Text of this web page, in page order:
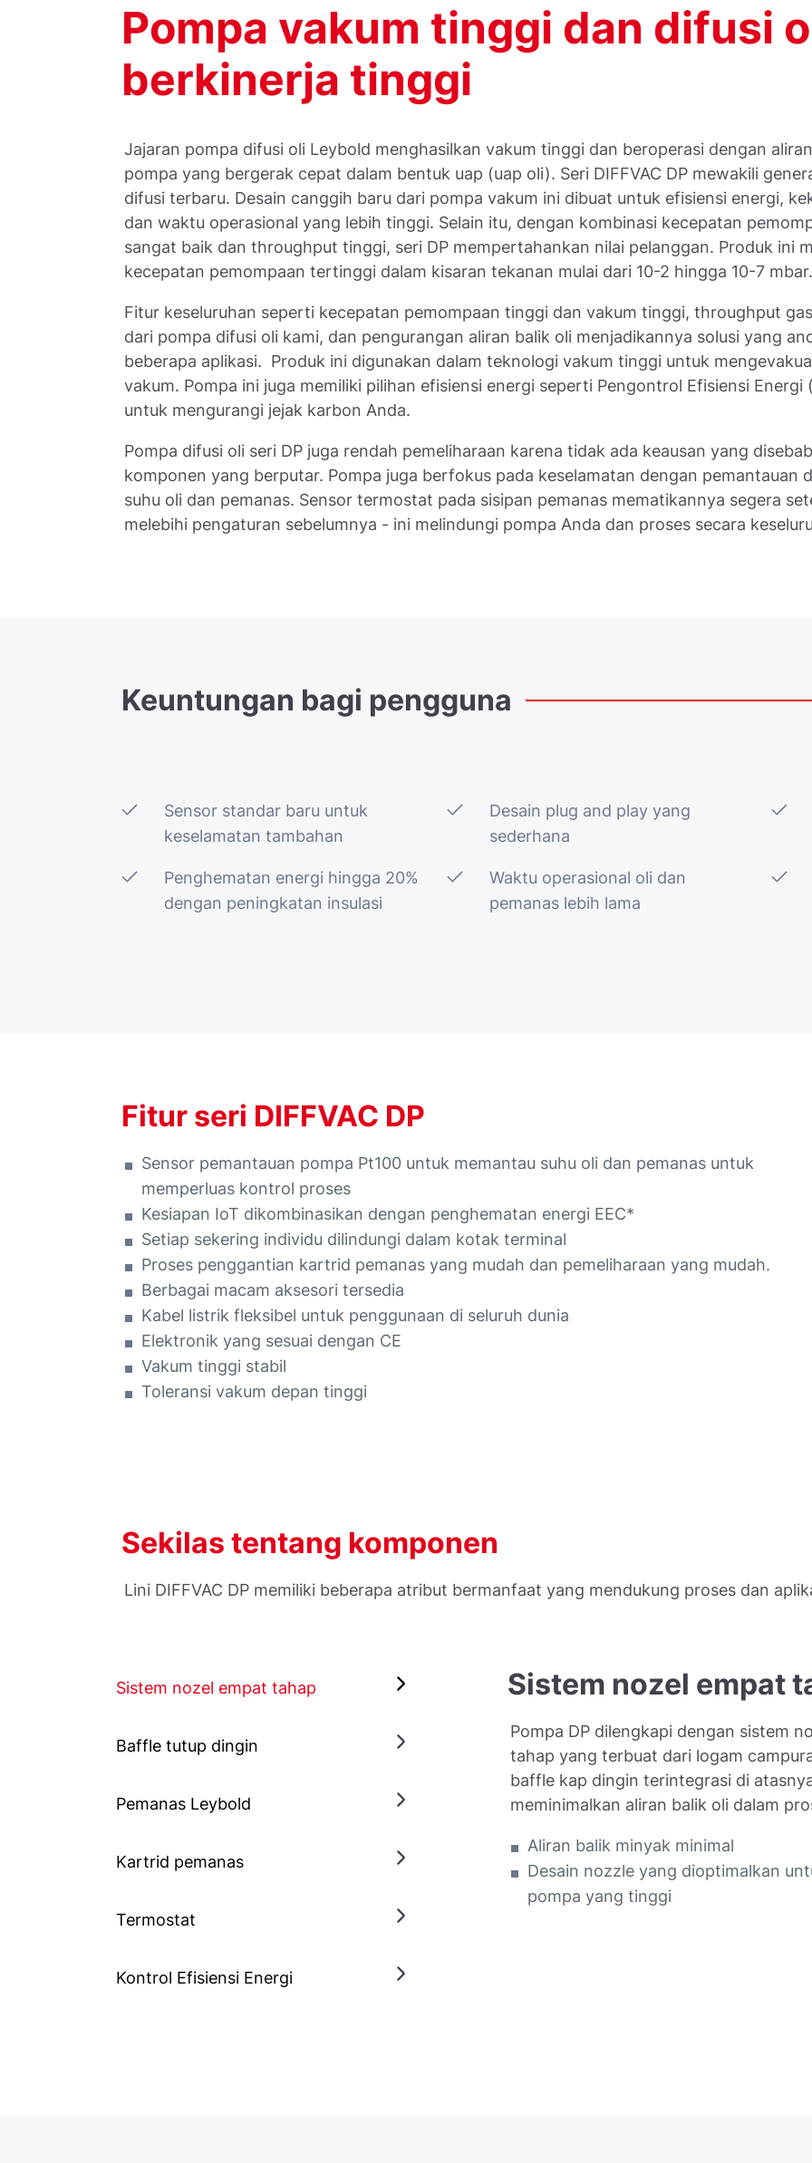
Pompa vakum tinggi dan difusi
berkinerja tinggi
Jajaran pompa difusi oli Leybold menghasilkan vakum tinggi dan beroperasi dengan
pompa yang bergerak cepat dalam bentuk uap (uap oli). Seri DIFFVAC DP mewakili
difusi terbaru. Desain canggih baru dari pompa vakum ini dibuat untuk efisiensi energi,
dan waktu operasional yang lebih tinggi. Selain itu, dengan kombinasi kecepatan
sangat baik dan throughput tinggi, seri DP mempertahankan nilai pelanggan. Produk ini
kecepatan pemompaan tertinggi dalam kisaran tekanan mulai dari 10-2 hingga 10-7
Fitur keseluruhan seperti kecepatan pemompaan tinggi dan vakum tinggi, throughput
dari pompa difusi oli kami, dan pengurangan aliran balik oli menjadikannya solusi yang
beberapa aplikasi. Produk ini digunakan dalam teknologi vakum tinggi untuk
vakum. Pompa ini juga memiliki pilihan efisiensi energi seperti Pengontrol Efisiensi Energi
untuk mengurangi jejak karbon Anda.
Pompa difusi oli seri DP juga rendah pemeliharaan karena tidak ada keausan yang
komponen yang berputar. Pompa juga berfokus pada keselamatan dengan pemantauan
suhu oli dan pemanas. Sensor termostat pada sisipan pemanas mematikannya segera
melebihi pengaturan sebelumnya - ini melindungi pompa Anda dan proses secara
Keuntungan bagi pengguna
Sensor standar baru untuk
keselamatan tambahan
Desain plug and play yang
sederhana
Penghematan energi hingga 20%
dengan peningkatan insulasi
Waktu operasional oli dan
pemanas lebih lama
Fitur seri DIFFVAC DP
Sensor pemantauan pompa Pt100 untuk memantau suhu oli dan pemanas untuk
memperluas kontrol proses
Kesiapan IoT dikombinasikan dengan penghematan energi EEC*
Setiap sekering individu dilindungi dalam kotak terminal
Proses penggantian kartrid pemanas yang mudah dan pemeliharaan yang mudah.
Berbagai macam aksesori tersedia
Kabel listrik fleksibel untuk penggunaan di seluruh dunia
Elektronik yang sesuai dengan CE
Vakum tinggi stabil
Toleransi vakum depan tinggi
Sekilas tentang komponen
Lini DIFFVAC DP memiliki beberapa atribut bermanfaat yang mendukung proses dan
Sistem nozel empat tahap
Baffle tutup dingin
Pemanas Leybold
Kartrid pemanas
Termostat
Kontrol Efisiensi Energi
Sistem nozel empat
Pompa DP dilengkapi dengan sistem
tahap yang terbuat dari logam
baffle kap dingin terintegrasi di
meminimalkan aliran balik oli dalam
Aliran balik minyak minimal
Desain nozzle yang dioptimalkan
pompa yang tinggi